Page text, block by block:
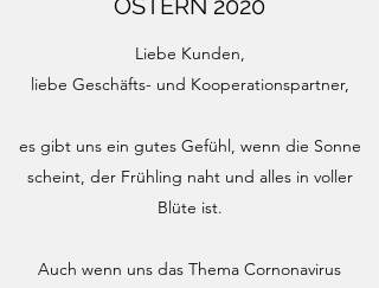
OSTERN 2020
Liebe Kunden,
liebe Geschäfts- und Kooperationspartner,
es gibt uns ein gutes Gefühl, wenn die Sonne
scheint, der Frühling naht und alles in voller
Blüte ist.
Auch wenn uns das Thema Cornonavirus